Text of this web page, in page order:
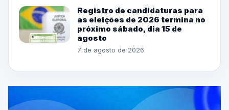
Registro de candidaturas para
as eleições de 2026 termina no
próximo sábado, dia 15 de
agosto
7 de agosto de 2026